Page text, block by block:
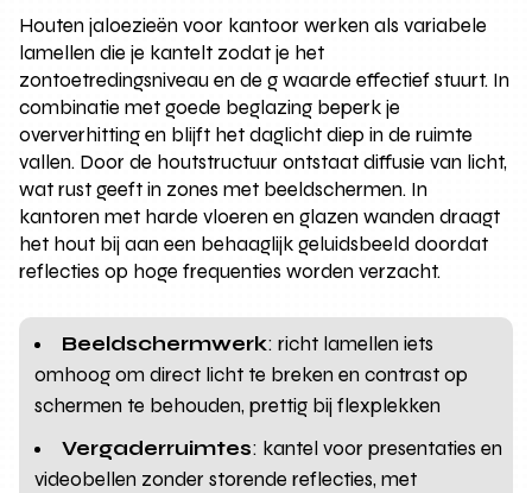
Houten jaloezieën voor kantoor werken als variabele
lamellen die je kantelt zodat je het
zontoetredingsniveau en de g waarde effectief stuurt. In
combinatie met goede beglazing beperk je
oververhitting en blijft het daglicht diep in de ruimte
vallen. Door de houtstructuur ontstaat diffusie van licht,
wat rust geeft in zones met beeldschermen. In
kantoren met harde vloeren en glazen wanden draagt
het hout bij aan een behaaglijk geluidsbeeld doordat
reflecties op hoge frequenties worden verzacht.
Beeldschermwerk: richt lamellen iets
omhoog om direct licht te breken en contrast op
schermen te behouden, prettig bij flexplekken
Vergaderruimtes: kantel voor presentaties en
videobellen zonder storende reflecties, met